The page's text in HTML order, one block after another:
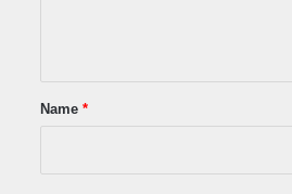
*Name *